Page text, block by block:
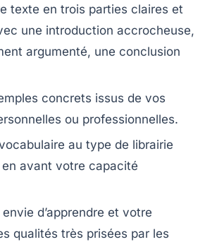
texte en trois parties claires et
une introduction accrocheuse,
argumenté, une conclusion
concrets issus de vos
ou professionnelles.
au type de librairie
avant votre capacité
d’apprendre et votre
qualités très prisées par les